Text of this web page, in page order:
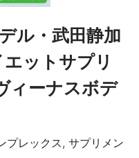
ル・武田静加
ットサプリ
ィーナスボデ
プレックス, サプリメン